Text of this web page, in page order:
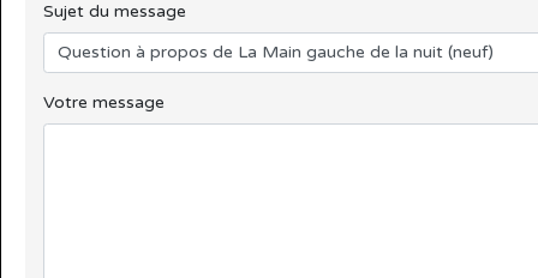
Sujet du message
Votre message